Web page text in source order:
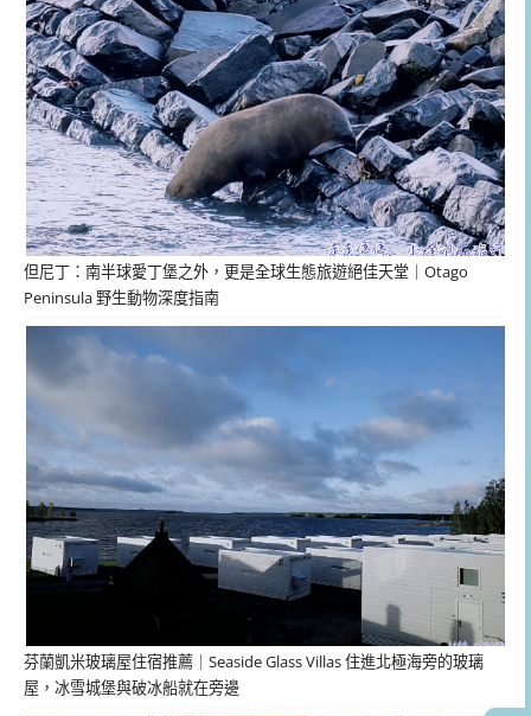
但尼丁：南半球愛丁堡之外，更是全球生態旅遊絕佳天堂｜Otago
Peninsula 野生動物深度指南
芬蘭凱米玻璃屋住宿推薦｜Seaside Glass Villas 住進北極海旁的玻璃
屋，冰雪城堡與破冰船就在旁邊